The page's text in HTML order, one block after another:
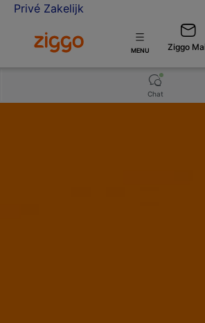
Privé Zakelijk
Ga naar de Ziggo Zakelijk
MENU Ziggo
Chat